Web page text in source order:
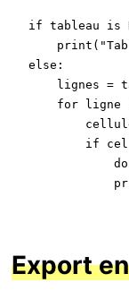
if tableau is
print (
else :
lignes =
for ligne
if
Export